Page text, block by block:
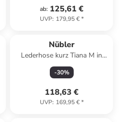
ab: 125,61 €
UVP: 179,95 €*
Nübler
Lederhose kurz Tiana M in
Silber
-30%
118,63 €
UVP: 169,95 €*